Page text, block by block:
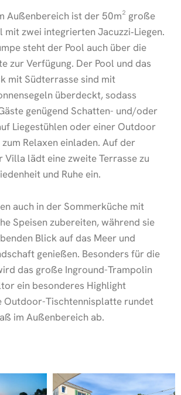
Außenbereich ist der 50m² große
mit zwei integrierten Jacuzzi‑Liegen.
steht der Pool auch über die
zur Verfügung. Der Pool und das
mit Südterrasse sind mit
überdeckt, sodass
genügend Schatten- und/oder
Liegestühlen oder einer Outdoor
Relaxen einladen. Auf der
Villa lädt eine zweite Terrasse zu
und Ruhe ein.
auch in der Sommerküche mit
Speisen zubereiten, während sie
Blick auf das Meer und
genießen. Besonders für die
das große Inground-Trampolin
ein besonderes Highlight
Outdoor-Tischtennisplatte rundet
im Außenbereich ab.